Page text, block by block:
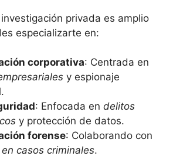
privada es amplio
especializarte en:
corporativa: Centrada en
y espionaje
: Enfocada en delitos
y protección de datos.
forense: Colaborando con
casos criminales.